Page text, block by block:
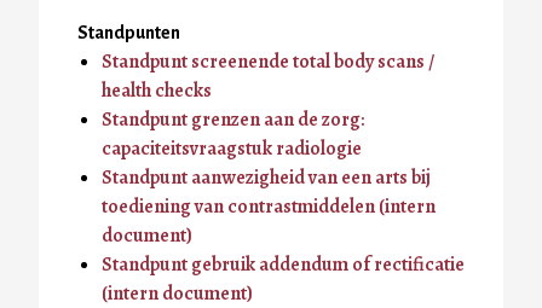
Standpunten
Standpunt screenende total body scans /
health checks
Standpunt grenzen aan de zorg:
capaciteitsvraagstuk radiologie
Standpunt aanwezigheid van een arts bij
toediening van contrastmiddelen (intern
document)
Standpunt gebruik addendum of rectificatie
(intern document)